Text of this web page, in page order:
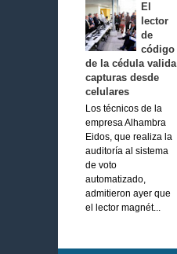
El
lector
de
código
de la cédula valida
capturas desde
celulares
Los técnicos de la
empresa Alhambra
Eidos, que realiza la
auditoría al sistema
de voto
automatizado,
admitieron ayer que
el lector magnét...